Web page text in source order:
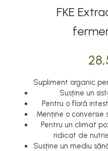
FKE
Supliment organic
Susține un
Pentru o floră
Menține o
Pentru un climat
ridicat de
Susține un mediu